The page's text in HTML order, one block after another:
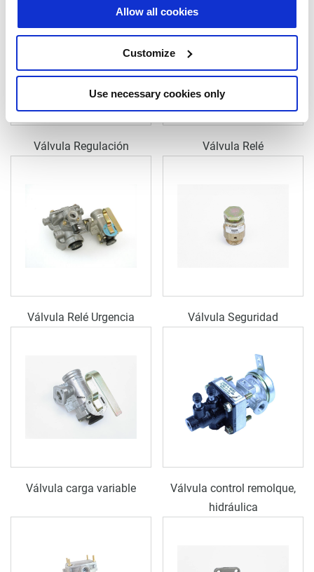
Allow all cookies
Customize
Use necessary cookies only
Válvula Regulación Válvula Relé
Válvula Relé Urgencia Válvula Seguridad
Válvula carga variable
Válvula control remolque,
hidráulica